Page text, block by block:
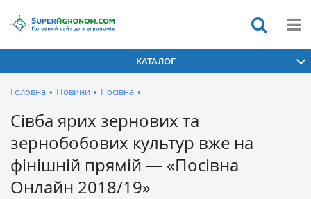
КАТАЛОГ
Головна • Новини • Посівна •
Сівба ярих зернових та
зернобобових культур вже на
фінішній прямій — «Посівна
Онлайн 2018/19»